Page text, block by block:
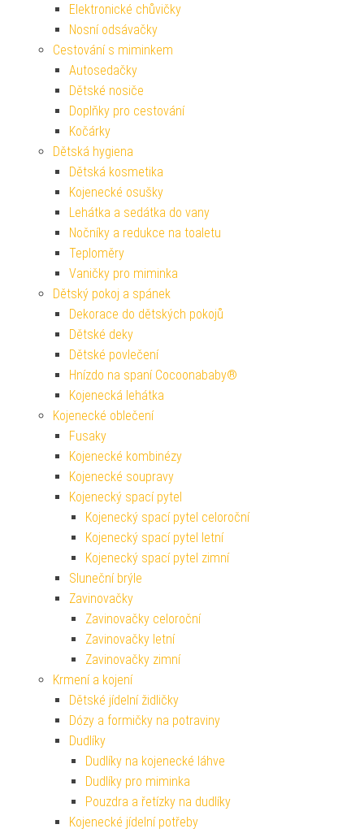
Elektronické chůvičky
Nosní odsávačky
Cestování s miminkem
Autosedačky
Dětské nosiče
Doplňky pro cestování
Kočárky
Dětská hygiena
Dětská kosmetika
Kojenecké osušky
Lehátka a sedátka do vany
Nočníky a redukce na toaletu
Teploměry
Vaničky pro miminka
Dětský pokoj a spánek
Dekorace do dětských pokojů
Dětské deky
Dětské povlečení
Hnízdo na spaní Cocoonababy®
Kojenecká lehátka
Kojenecké oblečení
Fusaky
Kojenecké kombinézy
Kojenecké soupravy
Kojenecký spací pytel
Kojenecký spací pytel celoroční
Kojenecký spací pytel letní
Kojenecký spací pytel zimní
Sluneční brýle
Zavinovačky
Zavinovačky celoroční
Zavinovačky letní
Zavinovačky zimní
Krmení a kojení
Dětské jídelní židličky
Dózy a formičky na potraviny
Dudlíky
Dudlíky na kojenecké láhve
Dudlíky pro miminka
Pouzdra a řetízky na dudlíky
Kojenecké jídelní potřeby